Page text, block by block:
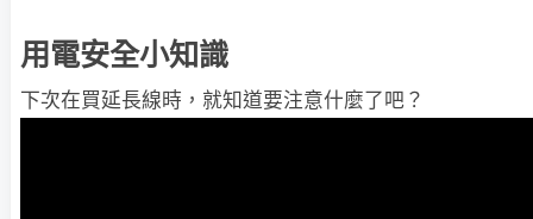
用電安全小知識
下次在買延長線時，就知道要注意什麼了吧？